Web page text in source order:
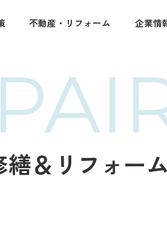
不動産・リフォーム 企業情
＆リフォー